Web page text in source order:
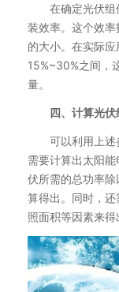
在确定光伏组
装效率。这个效
的大小。在实际
15%~30%之间，
量。
四、计算光
可以利用上述参
需要计算出太阳
伏所需的总功率
算得出。同时，
照面积等因素来得